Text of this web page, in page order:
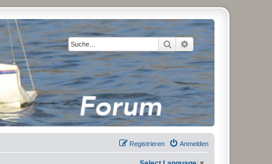
Suche Erweiterte Suche
Anmelden
Registrieren